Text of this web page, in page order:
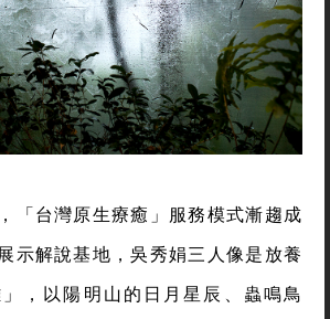
「台灣原生療癒」服務模式漸趨成
示解說基地，吳秀娟三人像是放養
，以陽明山的日月星辰、蟲鳴鳥